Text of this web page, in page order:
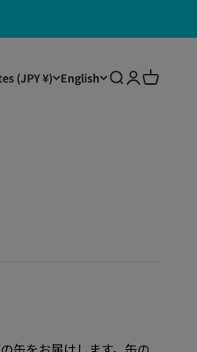
(JPY ¥) English Open search
OpenOpen